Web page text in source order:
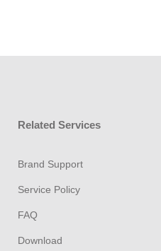
Related Services
Brand Support
Service Policy
FAQ
Download